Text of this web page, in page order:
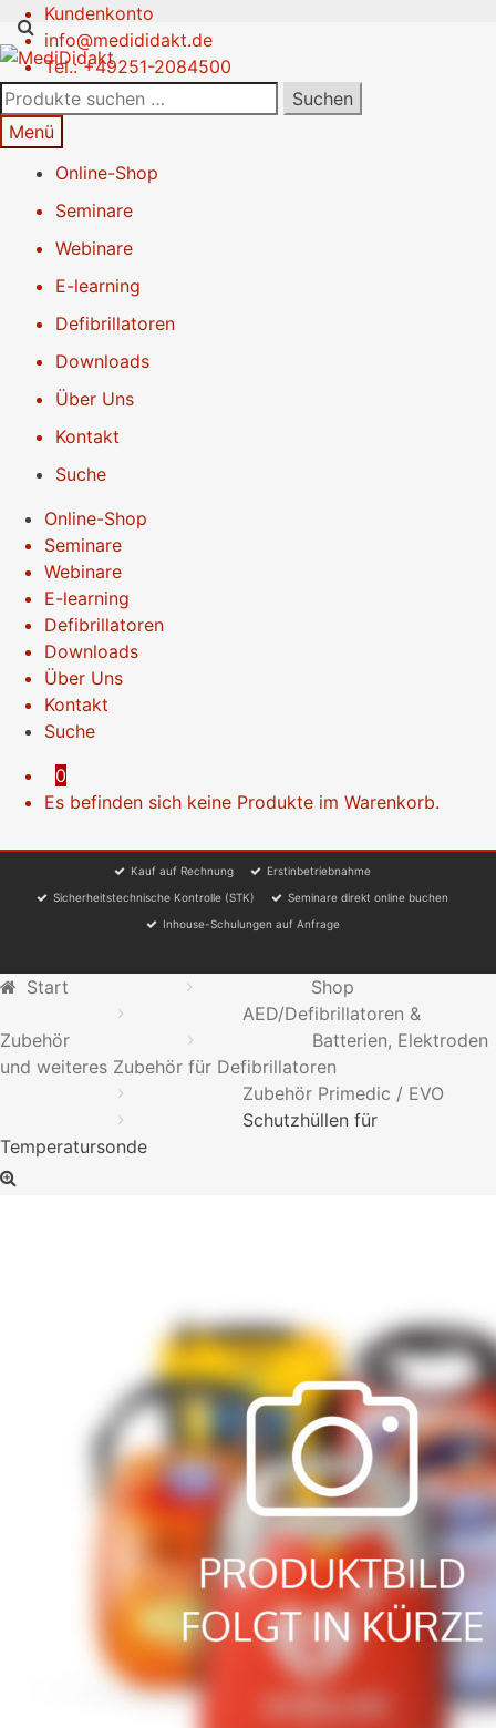
Kundenkonto
info@medididakt.de
Tel.: +49251-2084500
Zur
Navigation
springen
Springe
zum
Inhalt
Suchen
nach:
Suchen
Menü
Online-Shop
Seminare
Webinare
E-learning
Defibrillatoren
Downloads
Über Uns
Kontakt
Suche
Online-Shop
Seminare
Webinare
E-learning
Defibrillatoren
Downloads
Über Uns
Kontakt
Suche
0
Es befinden sich keine Produkte im Warenkorb.
Kauf auf Rechnung
Erstinbetriebnahme
Sicherheitstechnische Kontrolle (STK)
Seminare direkt online buchen
Inhouse-Schulungen auf Anfrage
Start
Shop
AED/Defibrillatoren &
Zubehör
Batterien, Elektroden
und weiteres Zubehör für Defibrillatoren
Zubehör Primedic / EVO
Schutzhüllen für
Temperatursonde